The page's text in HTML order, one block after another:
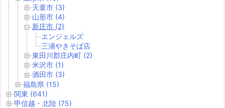
天童市 (3)
山形市 (4)
新庄市 (2)
エンジェルズ
三浦やきそば店
東田川郡庄内町 (2)
米沢市 (1)
酒田市 (3)
福島県 (15)
関東 (641)
甲信越・北陸 (75)